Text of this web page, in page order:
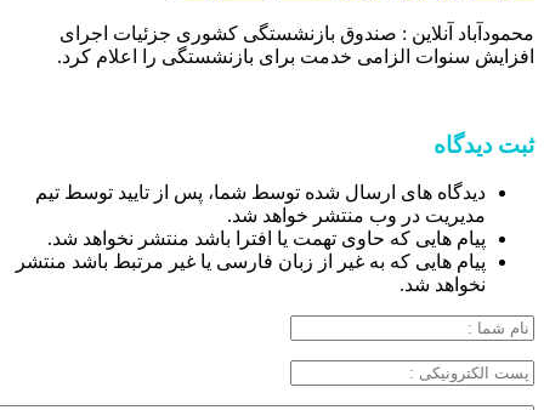
محمودآباد آنلاین : صندوق بازنشستگی کشوری جزئیات اجرای
افزایش سنوات الزامی خدمت برای بازنشستگی را اعلام کرد.
ثبت دیدگاه
دیدگاه های ارسال شده توسط شما، پس از تایید توسط تیم
مدیریت در وب منتشر خواهد شد.
پیام هایی که حاوی تهمت یا افترا باشد منتشر نخواهد شد.
پیام هایی که به غیر از زبان فارسی یا غیر مرتبط باشد منتشر
نخواهد شد.